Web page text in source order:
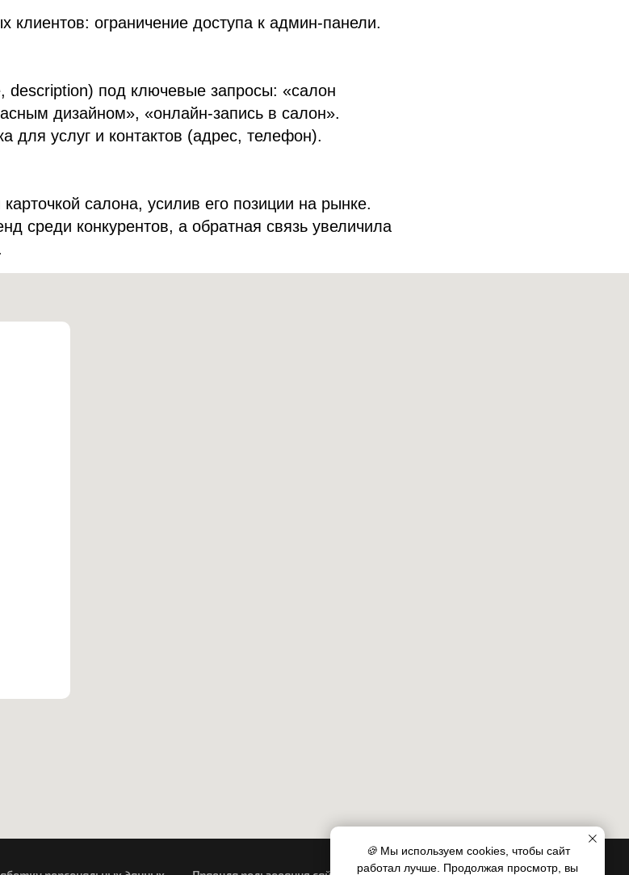
клиентов: ограничение доступа к админ-панели.
description) под ключевые запросы: «салон
дизайном», «онлайн-запись в салон».
для услуг и контактов (адрес, телефон).
салона, усилив его позиции на рынке.
среди конкурентов, а обратная связь увеличила
🍪 Мы используем cookies, чтобы сайт
работал лучше. Продолжая просмотр, вы